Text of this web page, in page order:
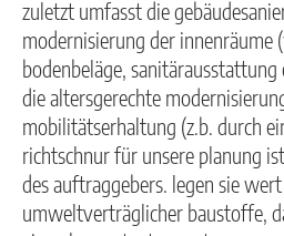
zuletzt umfasst die
modernisierung der innenräume
bodenbeläge, sanitärausstattung
die altersgerechte
mobilitätserhaltung (z.b. durch
richtschnur für unsere planung
des auftraggebers. legen sie
umweltverträglicher baustoffe,